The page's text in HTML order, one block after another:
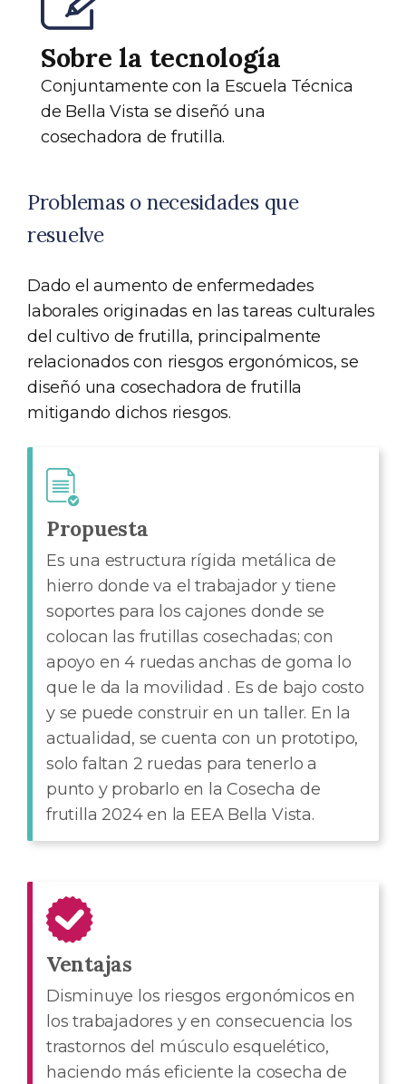
Sobre la tecnología
Conjuntamente con la Escuela Técnica
de Bella Vista se diseñó una
cosechadora de frutilla.
Problemas o necesidades que
resuelve
Dado el aumento de enfermedades
laborales originadas en las tareas culturales
del cultivo de frutilla, principalmente
relacionados con riesgos ergonómicos, se
diseñó una cosechadora de frutilla
mitigando dichos riesgos.
Propuesta
Es una estructura rígida metálica de
hierro donde va el trabajador y tiene
soportes para los cajones donde se
colocan las frutillas cosechadas; con
apoyo en 4 ruedas anchas de goma lo
que le da la movilidad . Es de bajo costo
y se puede construir en un taller. En la
actualidad, se cuenta con un prototipo,
solo faltan 2 ruedas para tenerlo a
punto y probarlo en la Cosecha de
frutilla 2024 en la EEA Bella Vista.
Ventajas
Disminuye los riesgos ergonómicos en
los trabajadores y en consecuencia los
trastornos del músculo esquelético,
haciendo más eficiente la cosecha de